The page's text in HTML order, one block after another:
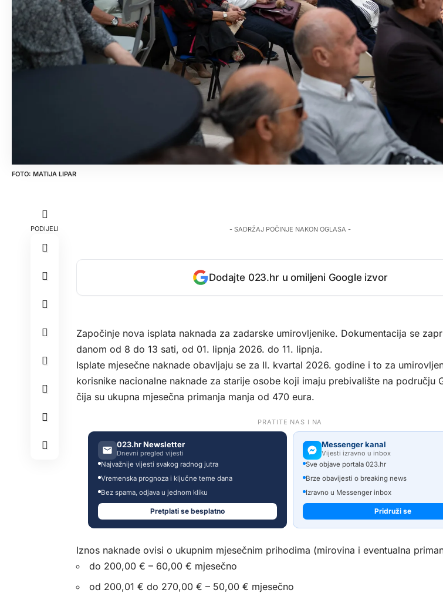
MATIJA LIPAR
PODIJELI - SADRŽAJ POČINJE NAKON OGLASA -
Dodajte 023.hr u omiljeni Google izvor
Započinje nova isplata naknada za zadarske umirovljenike. Dokumentacija se
danom od 8 do 13 sati, od 01. lipnja 2026. do 11. lipnja.
Isplate mjesečne naknade obavljaju se za II. kvartal 2026. godine i to za
korisnike nacionalne naknade za starije osobe koji imaju prebivalište na području
čija su ukupna mjesečna primanja manja od 470 eura.
PRATITE NAS I NA
023.hr Newsletter
Dnevni pregled vijesti
Najvažnije vijesti svakog radnog jutra
Vremenska prognoza i ključne teme dana
Bez spama, odjava u jednom kliku
Pretplati se besplatno
Messenger kanal
Vijesti izravno u inbox
Sve objave portala 023.hr
Brze obavijesti o breaking news
Izravno u Messenger inbox
Pridruži se
Iznos naknade ovisi o ukupnim mjesečnim prihodima (mirovina i eventualna
do 200,00 € – 60,00 € mjesečno
od 200,01 € do 270,00 € – 50,00 € mjesečno